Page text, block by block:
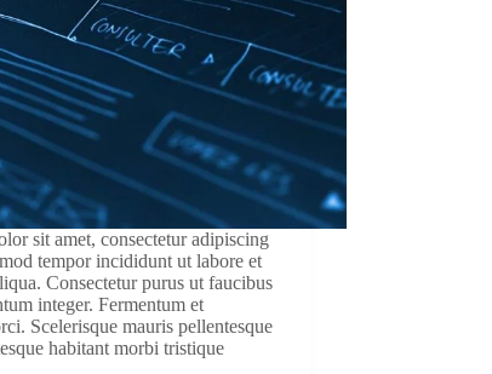
sit amet, consectetur adipiscing
tempor incididunt ut labore et
Consectetur purus ut faucibus
integer. Fermentum et
Scelerisque mauris pellentesque
habitant morbi tristique